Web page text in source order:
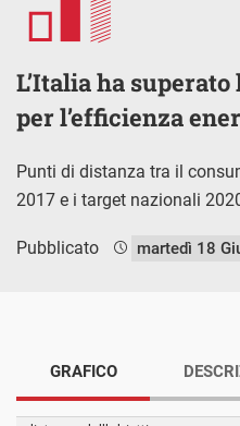
L’Italia ha
per l’efficienza
Punti di distanza tra il
2017 e i target nazionali
Pubblicato martedì 18
GRAFICO